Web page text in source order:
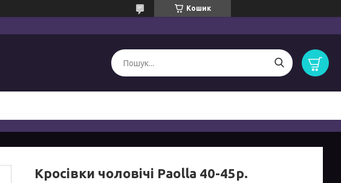
Кошик
Кросівки чоловічі Paolla 40-45р.